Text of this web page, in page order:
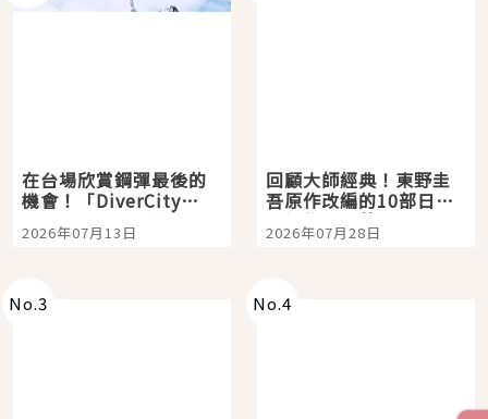
在台場欣賞鋼彈最後的
機會！「DiverCity
Tokyo Plaza」搭船、
購物、美食及夜景，一
2026年07月13日
回顧大師經典！東野圭
吾原作改編的10部日本
影視作品推薦
2026年07月28日
No.3 No.4